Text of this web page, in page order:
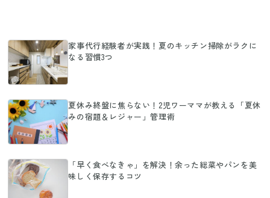
家事代行経験者が実践！夏のキッチン掃除がラクに
なる習慣3つ
夏休み終盤に焦らない！2児ワーママが教える「夏休
みの宿題＆レジャー」管理術
「早く食べなきゃ」を解決！余った総菜やパンを美
味しく保存するコツ